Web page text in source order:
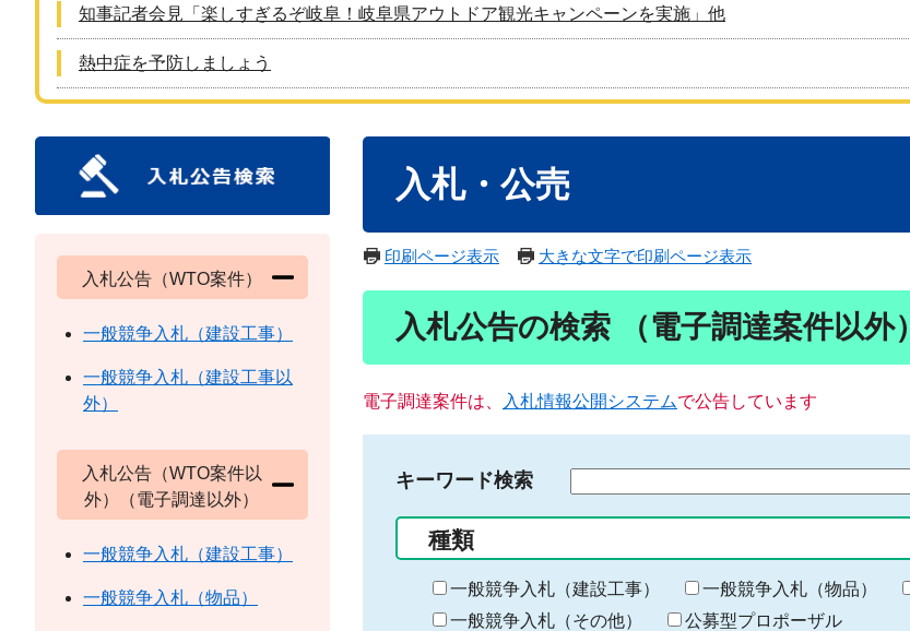
知事記者会見「楽しすぎるぞ岐阜！岐阜県アウトドア観光キャンペーンを実施」他
熱中症を予防しましょう
入札・公売
印刷ページ表示 大きな文字で印刷ページ表示
入札公告の検索 （電子調達案件以外）
電子調達案件は、 入札情報公開システムで公告しています
キーワード検索
る
キ
ー
種類
一般競争入札（建設工事） 一般競争入札（物品）
一般競争入札（その他）
公募型プロポーザル
入札公告（WTO案件）
一般競争入札（建設工事）
一般競争入札（建設工事以
外）
入札公告（WTO案件以
外）（電子調達以外）
一般競争入札（建設工事）
一般競争入札（物品）